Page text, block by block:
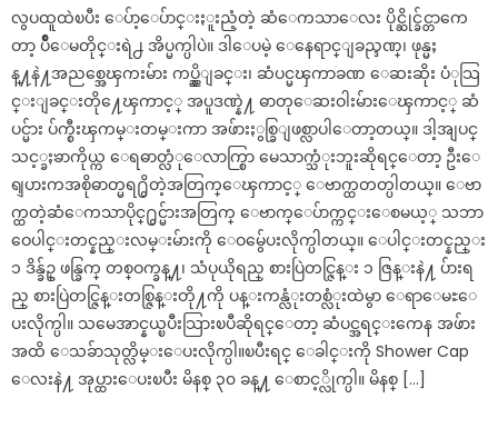
လွပထူထဲၿပီး ေပ်ာ့ေပ်ာင္းႏူးညံ့တဲ့ ဆံေကသာေလး ပိုင္ဆိုင္ခ်င္တာကေ
တာ့ ပ်ိဳေမတိုင္းရဲ႕ အိပ္မက္ပါပဲ။ ဒါေပမဲ့ ေနေရာင္ျခည္ဒဏ္၊ ဖုန္မႈ
န္႔နဲ႔အညစ္အေၾကးမ်ား ကပ္ညွိျခင္း၊ ဆံပင္မၾကာခဏ ေဆးဆိုး ပံုသြ
င္းျခင္းတို႔ေၾကာင့္ အပူဒဏ္နဲ႔ ဓာတုေဆးဝါးမ်ားေၾကာင့္ ဆံ
ပင္မ်ား ပ်က္စီးၾကမ္းတမ္းကာ အဖ်ားႏွစ္ခြျဖစ္လာပါေတာ့တယ္။ ဒါ့အျပင္
သင့္ခႏၶာကိုယ္က ေရဓာတ္လံုေလာက္စြာ မေသာက္သံုးဘူးဆိုရင္ေတာ့ ဦးေ
ရျပားကအစိုဓာတ္မရ႐ွိတဲ့အတြက္ေၾကာင့္ ေဗာက္ထတတ္ပါတယ္။ ေဗာ
က္ထတဲ့ဆံေကသာပိုင္႐ွင္မ်ားအတြက္ ေဗာက္ေပ်ာက္ကင္းေစမယ့္ သဘာ
ဝေပါင္းတင္နည္းလမ္းမ်ားကို ေဝမွ်ေပးလိုက္ပါတယ္။ ေပါင္းတင္နည္း
၁ ဒိန္ခ်ဥ္ ဖန္ခြက္ တစ္ဝက္ခန္႔၊ သံပုယိုရည္ စားပြဲတင္ဇြန္း ၁ ဇြန္းနဲ႔ ပ်ားရ
ည္ စားပြဲတင္ဇြန္းတစ္ဇြန္းတို႔ကို ပန္းကန္လံုးတစ္လံုးထဲမွာ ေရာေမႊေ
ပးလိုက္ပါ။ သမေအာင္နယ္ၿပီးသြားၿပီဆိုရင္ေတာ့ ဆံပင္အရင္းကေန အဖ်ား
အထိ ေသခ်ာသုတ္လိမ္းေပးလိုက္ပါ။ၿပီးရင္ ေခါင္းကို Shower Cap
ေလးနဲ႔ အုပ္ထားေပးၿပီး မိနစ္ ၃၀ ခန္႔ ေစာင့္လိုက္ပါ။ မိနစ္ […]